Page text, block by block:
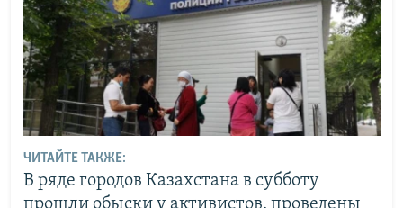
ЧИТАЙТЕ ТАКЖЕ:
В ряде городов Казахстана в субботу
прошли обыски у активистов, проведены